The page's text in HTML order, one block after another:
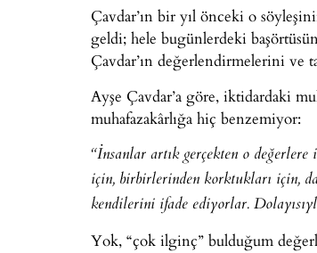
Çavdar’ın bir yıl önceki o
geldi; hele bugünlerdeki
Çavdar’ın değerlendirmelerini
Ayşe Çavdar’a göre, iktidardaki
muhafazakârlığa hiç benzemiyor:
“İnsanlar artık gerçekten o
için, birbirlerinden korktukları için,
kendilerini ifade ediyorlar.
Yok, “çok ilginç” bulduğum